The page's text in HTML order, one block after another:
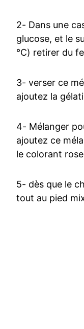
2- Dans une
glucose, et le
°C) retirer du
3- verser ce
ajoutez la
4- Mélanger
ajoutez ce
le colorant
5- dès que le
tout au pied